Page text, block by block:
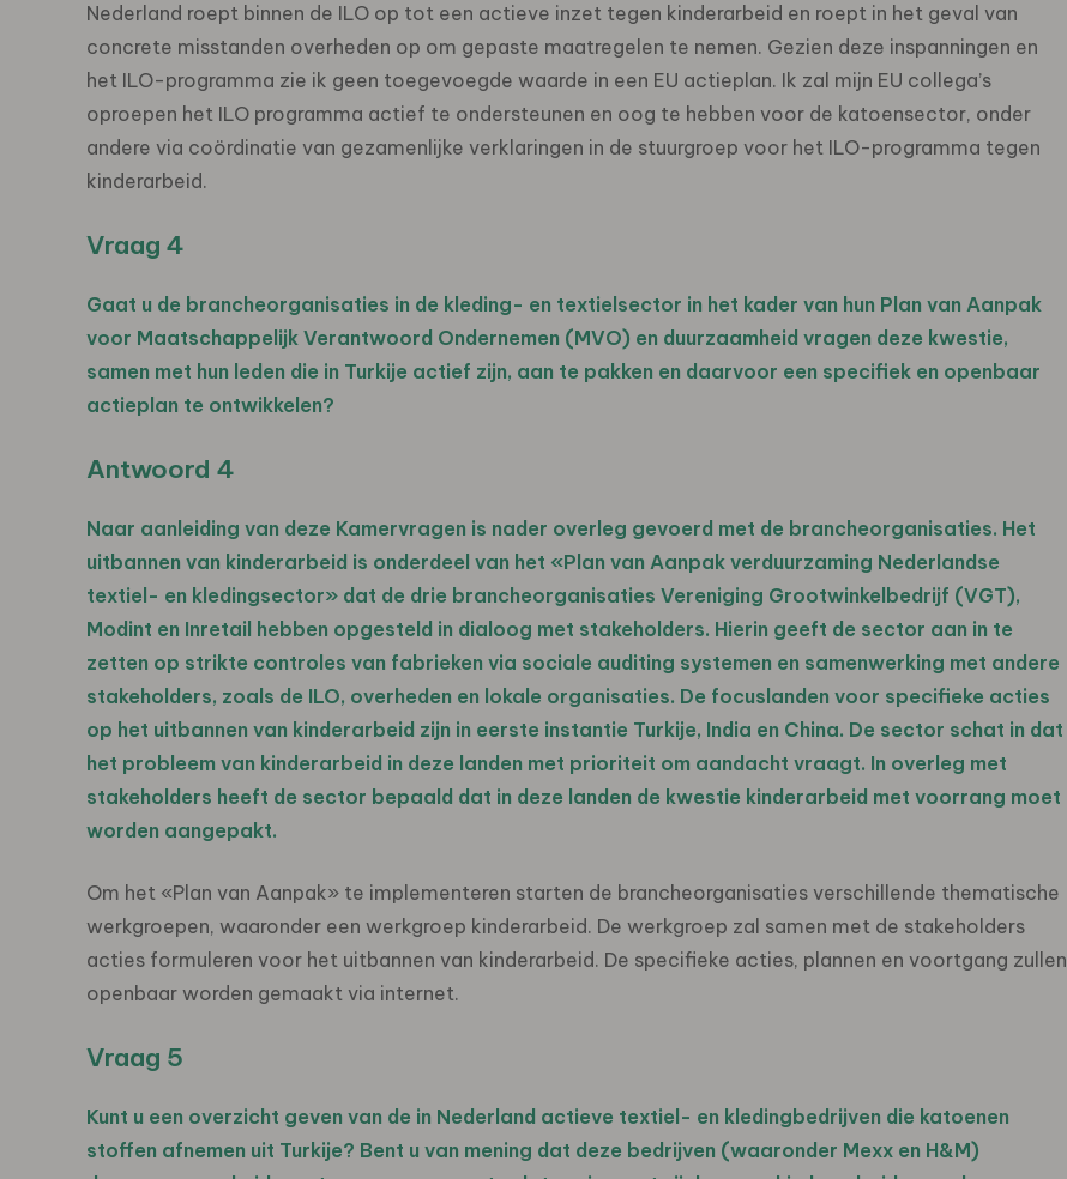
Nederland roept binnen de ILO op tot een actieve inzet tegen kinderarbeid en roept in het geval van
concrete misstanden overheden op om gepaste maatregelen te nemen. Gezien deze inspanningen en
het ILO-programma zie ik geen toegevoegde waarde in een EU actieplan. Ik zal mijn EU collega’s
oproepen het ILO programma actief te ondersteunen en oog te hebben voor de katoensector, onder
andere via coördinatie van gezamenlijke verklaringen in de stuurgroep voor het ILO-programma tegen
kinderarbeid.
Vraag 4
Gaat u de brancheorganisaties in de kleding- en textielsector in het kader van hun Plan van Aanpak
voor Maatschappelijk Verantwoord Ondernemen (MVO) en duurzaamheid vragen deze kwestie,
samen met hun leden die in Turkije actief zijn, aan te pakken en daarvoor een specifiek en openbaar
actieplan te ontwikkelen?
Antwoord 4
Naar aanleiding van deze Kamervragen is nader overleg gevoerd met de brancheorganisaties. Het
uitbannen van kinderarbeid is onderdeel van het «Plan van Aanpak verduurzaming Nederlandse
textiel- en kledingsector» dat de drie brancheorganisaties Vereniging Grootwinkelbedrijf (VGT),
Modint en Inretail hebben opgesteld in dialoog met stakeholders. Hierin geeft de sector aan in te
zetten op strikte controles van fabrieken via sociale auditing systemen en samenwerking met andere
stakeholders, zoals de ILO, overheden en lokale organisaties. De focuslanden voor specifieke acties
op het uitbannen van kinderarbeid zijn in eerste instantie Turkije, India en China. De sector schat in dat
het probleem van kinderarbeid in deze landen met prioriteit om aandacht vraagt. In overleg met
stakeholders heeft de sector bepaald dat in deze landen de kwestie kinderarbeid met voorrang moet
worden aangepakt.
Om het «Plan van Aanpak» te implementeren starten de brancheorganisaties verschillende thematische
werkgroepen, waaronder een werkgroep kinderarbeid. De werkgroep zal samen met de stakeholders
acties formuleren voor het uitbannen van kinderarbeid. De specifieke acties, plannen en voortgang zullen
openbaar worden gemaakt via internet.
Vraag 5
Kunt u een overzicht geven van de in Nederland actieve textiel- en kledingbedrijven die katoenen
stoffen afnemen uit Turkije? Bent u van mening dat deze bedrijven (waaronder Mexx en H&M)